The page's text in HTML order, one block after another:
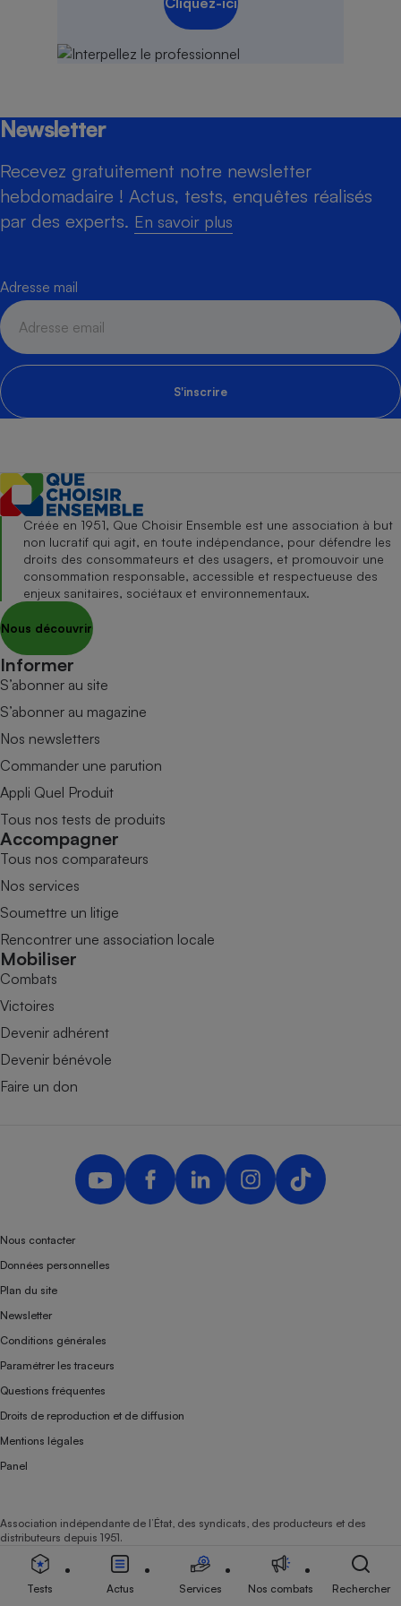
Newsletter
Recevez gratuitement notre newsletter
hebdomadaire ! Actus, tests, enquêtes réalisés
par des experts. En savoir plus
Adresse mail
S'inscrire
Créée en 1951, Que Choisir Ensemble est une association à but
non lucratif qui agit, en toute indépendance, pour défendre les
droits des consommateurs et des usagers, et promouvoir une
consommation responsable, accessible et respectueuse des
enjeux sanitaires, sociétaux et environnementaux.
Nous découvrir
Informer
S’abonner au site
S’abonner au magazine
Nos newsletters
Commander une parution
Appli Quel Produit
Tous nos tests de produits
Accompagner
Tous nos comparateurs
Nos services
Soumettre un litige
Rencontrer une association locale
Mobiliser
Combats
Victoires
Devenir adhérent
Devenir bénévole
Faire un don
Nous contacter
Données personnelles
Plan du site
Newsletter
Conditions générales
Paramétrer les traceurs
Questions fréquentes
Droits de reproduction et de diffusion
Mentions légales
Panel
Association indépendante de l’État, des syndicats, des producteurs et des
distributeurs depuis 1951.
Tests Actus Services Nos combats Rechercher